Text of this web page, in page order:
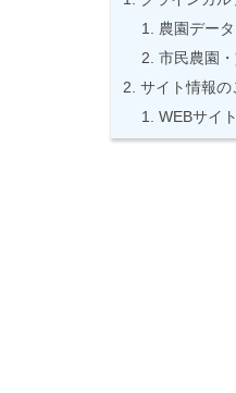
農園データ
市民農園
サイト情報の
WEBサイ